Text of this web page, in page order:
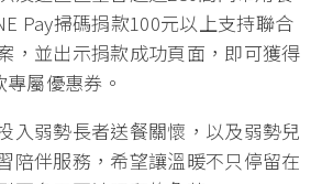
Pay掃碼捐款100元以上支持聯合
，並出示捐款成功頁面，即可獲得
屬優惠券。
入弱勢長者送餐關懷，以及弱勢兒
陪伴服務，希望讓溫暖不只停留在